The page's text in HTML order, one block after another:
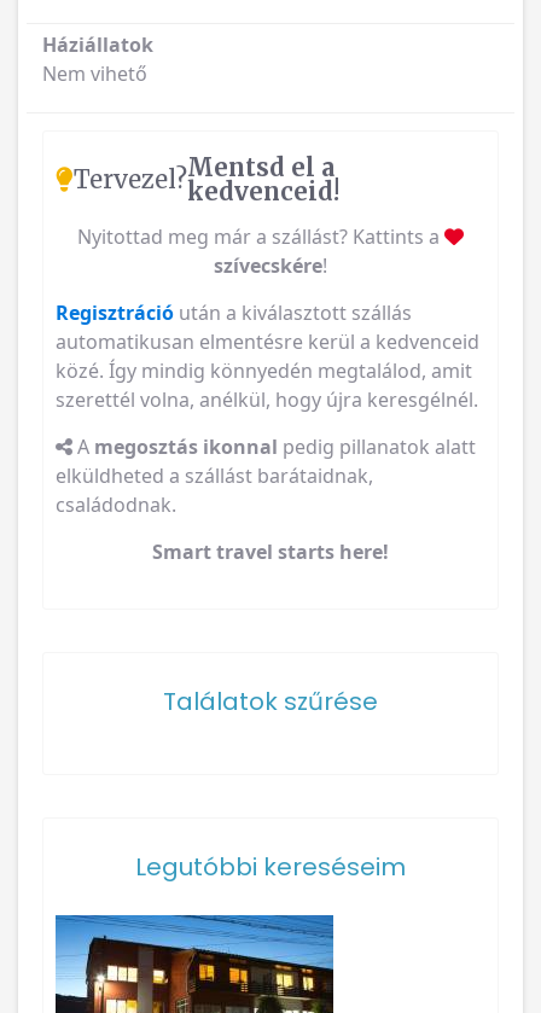
Háziállatok
Nem vihető
Tervezel?Mentsd el a
kedvenceid!
Nyitottad meg már a szállást? Kattints a
szívecskére!
Regisztráció után a kiválasztott szállás
automatikusan elmentésre kerül a kedvenceid
közé. Így mindig könnyedén megtalálod, amit
szerettél volna, anélkül, hogy újra keresgélnél.
A megosztás ikonnal pedig pillanatok alatt
elküldheted a szállást barátaidnak,
családodnak.
Smart travel starts here!
Találatok szűrése
Legutóbbi kereséseim